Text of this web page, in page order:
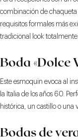
combinación de
requisitos formales más
tradicional look
Boda «Dolce
Este esmoquin evoca al
la Italia de los años 60.
histórica, un castillo o una
Bodas de